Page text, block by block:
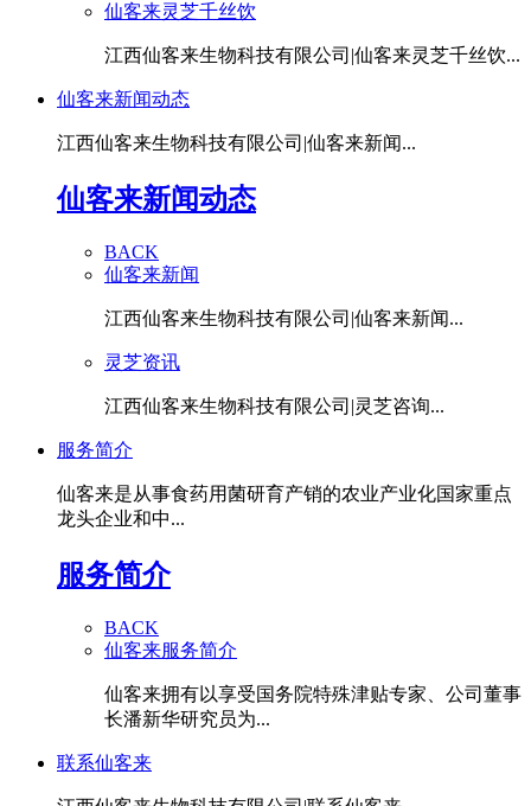
仙客来灵芝千丝饮
江西仙客来生物科技有限公司|仙客来灵芝千丝饮...
仙客来新闻动态
江西仙客来生物科技有限公司|仙客来新闻...
仙客来新闻动态
BACK
仙客来新闻
江西仙客来生物科技有限公司|仙客来新闻...
灵芝资讯
江西仙客来生物科技有限公司|灵芝咨询...
服务简介
仙客来是从事食药用菌研育产销的农业产业化国家重点
龙头企业和中...
服务简介
BACK
仙客来服务简介
仙客来拥有以享受国务院特殊津贴专家、公司董事
长潘新华研究员为...
联系仙客来